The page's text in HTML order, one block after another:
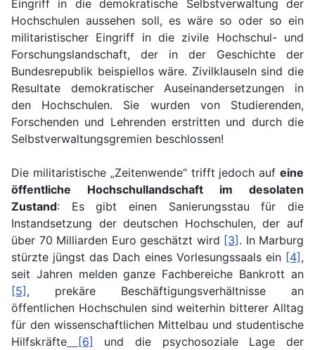
Eingriff in die demokratische Selbstverwaltung der
Hochschulen aussehen soll, es wäre so oder so ein
militaristischer Eingriff in die zivile Hochschul- und
Forschungslandschaft, der in der Geschichte der
Bundesrepublik beispiellos wäre. Zivilklauseln sind die
Resultate demokratischer Auseinandersetzungen in
den Hochschulen. Sie wurden von Studierenden,
Forschenden und Lehrenden erstritten und durch die
Selbstverwaltungsgremien beschlossen!
Die militaristische „Zeitenwende“ trifft jedoch auf eine
öffentliche Hochschullandschaft im desolaten
Zustand: Es gibt einen Sanierungsstau für die
Instandsetzung der deutschen Hochschulen, der auf
über 70 Milliarden Euro geschätzt wird [3]. In Marburg
stürzte jüngst das Dach eines Vorlesungssaals ein [4],
seit Jahren melden ganze Fachbereiche Bankrott an
[5], prekäre Beschäftigungsverhältnisse an
öffentlichen Hochschulen sind weiterhin bitterer Alltag
für den wissenschaftlichen Mittelbau und studentische
Hilfskräfte [6] und die psychosoziale Lage der